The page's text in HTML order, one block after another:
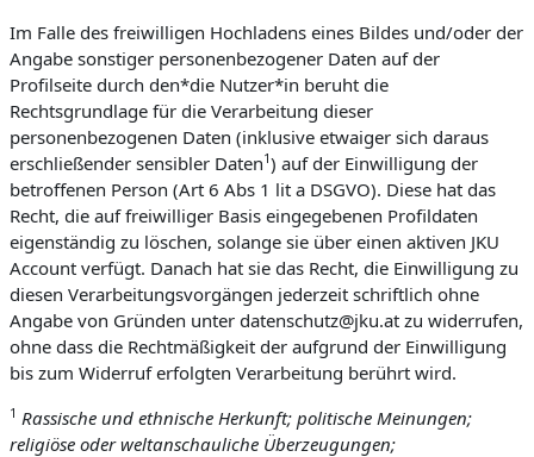
Im Falle des freiwilligen Hochladens eines Bildes und/oder der
Angabe sonstiger personenbezogener Daten auf der
Profilseite durch den*die Nutzer*in beruht die
Rechtsgrundlage für die Verarbeitung dieser
personenbezogenen Daten (inklusive etwaiger sich daraus
erschließender sensibler Daten1) auf der Einwilligung der
betroffenen Person (Art 6 Abs 1 lit a DSGVO). Diese hat das
Recht, die auf freiwilliger Basis eingegebenen Profildaten
eigenständig zu löschen, solange sie über einen aktiven JKU
Account verfügt. Danach hat sie das Recht, die Einwilligung zu
diesen Verarbeitungsvorgängen jederzeit schriftlich ohne
Angabe von Gründen unter datenschutz@jku.at zu widerrufen,
ohne dass die Rechtmäßigkeit der aufgrund der Einwilligung
bis zum Widerruf erfolgten Verarbeitung berührt wird.
1 Rassische und ethnische Herkunft; politische Meinungen;
religiöse oder weltanschauliche Überzeugungen;